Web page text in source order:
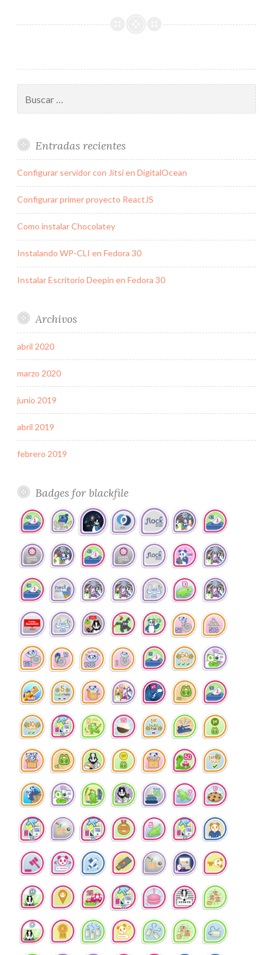
proyecto
Entradas recientes
Configurar servidor con Jitsi en DigitalOcean
Configurar primer proyecto ReactJS
Como instalar Chocolatey
Instalando WP-CLI en Fedora 30
Instalar Escritorio Deepin en Fedora 30
Archivos
abril 2020
marzo 2020
junio 2019
abril 2019
febrero 2019
Badges for blackfile